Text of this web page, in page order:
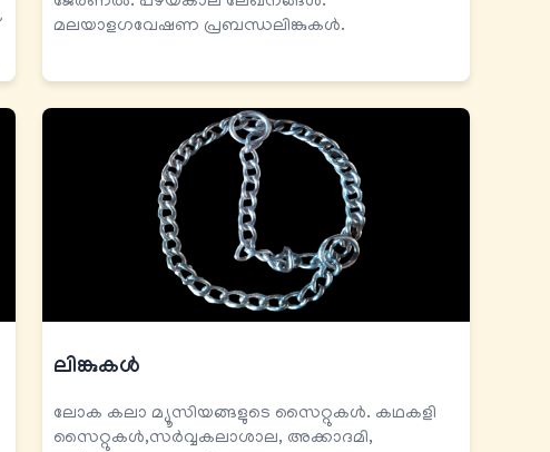
മലയാളഗവേഷണ പ്രബന്ധലിങ്കുകൾ.
ലിങ്കുകള്‍
ലോക കലാ മ്യൂസിയങ്ങളുടെ സൈറ്റുകൾ. കഥകളി
സൈറ്റുകൾ,സർവ്വകലാശാല, അക്കാദമി,